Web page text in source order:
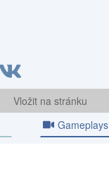
Vložit na stránku
Gameplays